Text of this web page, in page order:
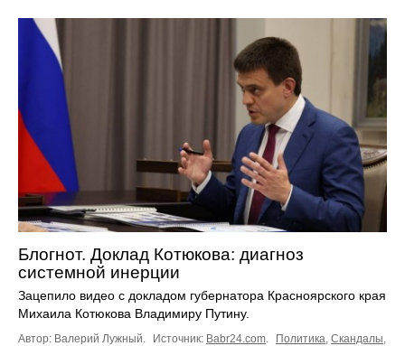
Блогнот. Доклад Котюкова: диагноз
системной инерции
Зацепило видео с докладом губернатора Красноярского края
Михаила Котюкова Владимиру Путину.
Автор: Валерий Лужный. Источник: Babr24.com Политика Скандалы